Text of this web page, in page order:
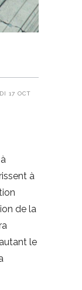
17 OCT
à
de la
le